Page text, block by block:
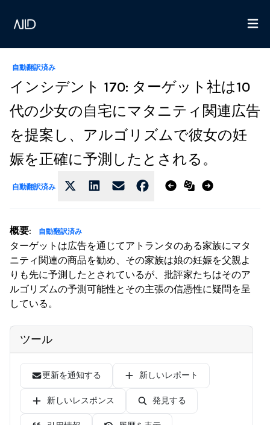
自動翻訳済み
インシデント 170: ターゲット社は10
代の少女の自宅にマタニティ関連広告
を提案し、アルゴリズムで彼女の妊
娠を正確に予測したとされる。
自動翻訳済み
概要: 自動翻訳済み
ターゲットは広告を通じてアトランタのある家族にマタ
ニティ関連の商品を勧め、その家族は娘の妊娠を父親よ
りも先に予測したとされているが、批評家たちはそのア
ルゴリズムの予測可能性とその主張の信憑性に疑問を呈
している。
ツール
更新を通知する 新しいレポート
新しいレスポンス 発見する